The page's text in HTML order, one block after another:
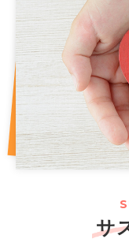
サ